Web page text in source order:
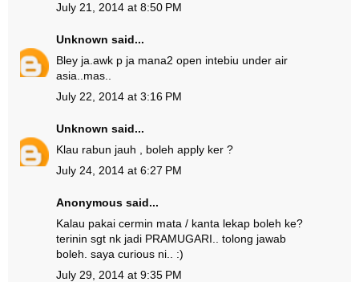
July 21, 2014 at 8:50 PM
Unknown said...
Bley ja.awk p ja mana2 open intebiu under air
asia..mas..
July 22, 2014 at 3:16 PM
Unknown said...
Klau rabun jauh , boleh apply ker ?
July 24, 2014 at 6:27 PM
Anonymous said...
Kalau pakai cermin mata / kanta lekap boleh ke?
terinin sgt nk jadi PRAMUGARI.. tolong jawab
boleh. saya curious ni.. :)
July 29, 2014 at 9:35 PM